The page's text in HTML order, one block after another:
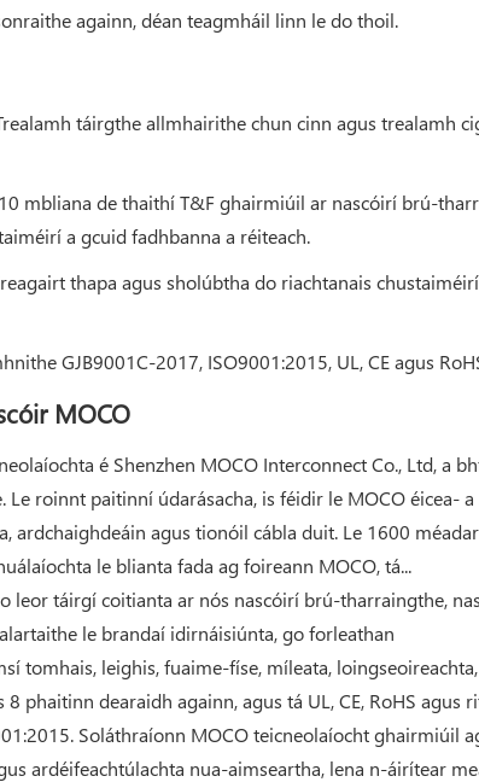
againn, déan teagmháil linn le do thoil.
Trealamh táirgthe allmhairithe chun cinn agus
mbliana de thaithí T&F ghairmiúil ar nascóirí brú-
a gcuid fadhbanna a réiteach.
thapa agus sholúbtha do riachtanais
GJB9001C-2017, ISO9001:2015, UL, CE agus
MOCO
é Shenzhen MOCO Interconnect Co., Ltd, a
Le roinnt paitinní údarásacha, is féidir le MOCO éicea-
ardchaighdeáin agus tionóil cábla duit. Le 1600
le blianta fada ag foireann MOCO, tá...
leor táirgí coitianta ar nós nascóirí brú-tharraingthe,
le brandaí idirnáisiúnta, go forleathan
tomhais, leighis, fuaime-físe, míleata,
phaitinn dearaidh againn, agus tá UL, CE, RoHS agus
Soláthraíonn MOCO teicneolaíocht
ardéifeachtúlachta nua-aimseartha, lena n-áirítear